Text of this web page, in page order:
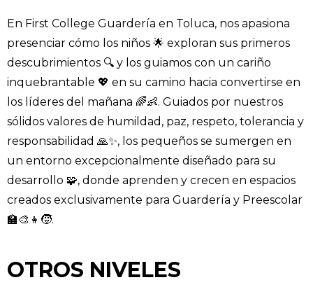
En First College Guardería en Toluca, nos apasiona
presenciar cómo los niños 🌟 exploran sus primeros
descubrimientos 🔍 y los guiamos con un cariño
inquebrantable 💖 en su camino hacia convertirse en
los líderes del mañana 🌈👶. Guiados por nuestros
sólidos valores de humildad, paz, respeto, tolerancia y
responsabilidad 🙏✨, los pequeños se sumergen en
un entorno excepcionalmente diseñado para su
desarrollo 🧩, donde aprenden y crecen en espacios
creados exclusivamente para Guardería y Preescolar
🏫🎨👧🧒.
OTROS NIVELES